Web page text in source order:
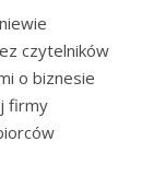
czytelników
o biznesie
firmy